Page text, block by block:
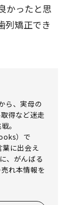
かったと思
列矯正でき
ら、実母の
得など迷走
。
）で
葉に出会え
、がんばる
れ本情報を